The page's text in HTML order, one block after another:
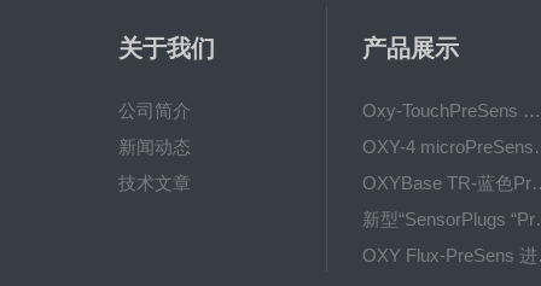
关于我们
公司简介
新闻动态
技术文章
产品展示
Oxy-TouchPreSens 氧分析仪 多孔培养容器监测
OXY-4
OXYBase TR-蓝色
新型